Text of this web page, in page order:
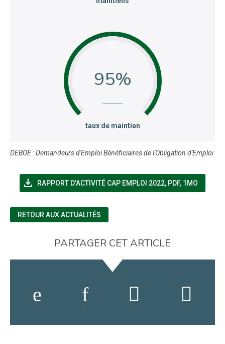
95
:taux de maintien
DEBOE : Demandeurs d'Emploi Bénéficiaires de l'Obligation d'Emploi
file_download RAPPORT D'ACTIVITÉ CAP EMPLOI 2022(NOUVELLE
, PDF, 1MO
RETOUR AUX ACTUALITÉS
PARTAGER CET ARTICLE